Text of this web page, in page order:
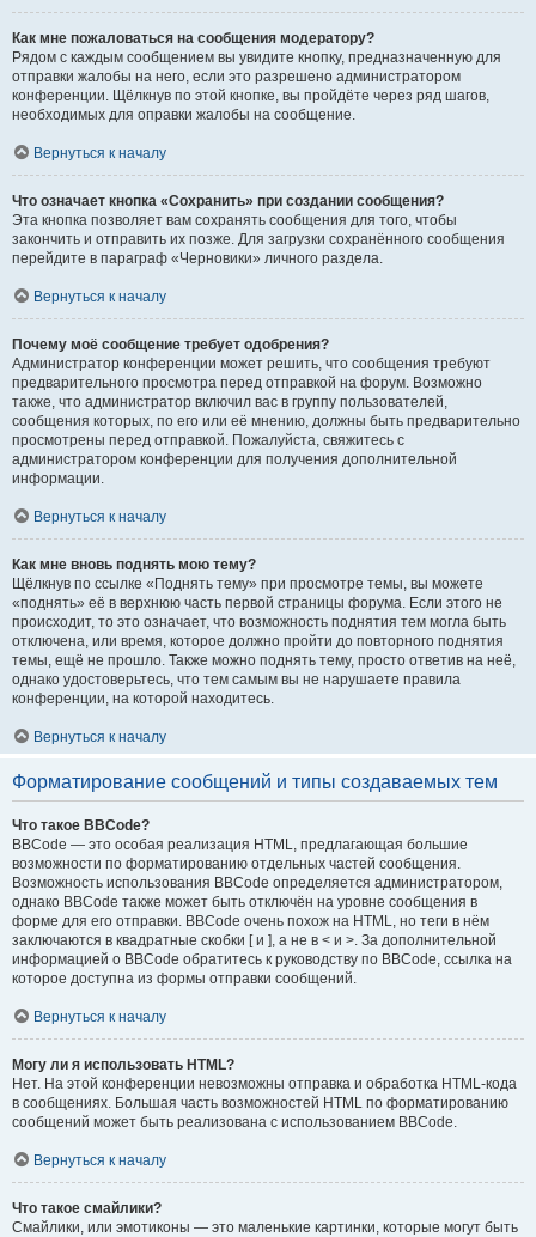
Как мне пожаловаться на сообщения модератору?
Рядом с каждым сообщением вы увидите кнопку, предназначенную для
отправки жалобы на него, если это разрешено администратором
конференции. Щёлкнув по этой кнопке, вы пройдёте через ряд шагов,
необходимых для оправки жалобы на сообщение.
Вернуться к началу
Что означает кнопка «Сохранить» при создании сообщения?
Эта кнопка позволяет вам сохранять сообщения для того, чтобы
закончить и отправить их позже. Для загрузки сохранённого сообщения
перейдите в параграф «Черновики» личного раздела.
Вернуться к началу
Почему моё сообщение требует одобрения?
Администратор конференции может решить, что сообщения требуют
предварительного просмотра перед отправкой на форум. Возможно
также, что администратор включил вас в группу пользователей,
сообщения которых, по его или её мнению, должны быть предварительно
просмотрены перед отправкой. Пожалуйста, свяжитесь с
администратором конференции для получения дополнительной
информации.
Вернуться к началу
Как мне вновь поднять мою тему?
Щёлкнув по ссылке «Поднять тему» при просмотре темы, вы можете
«поднять» её в верхнюю часть первой страницы форума. Если этого не
происходит, то это означает, что возможность поднятия тем могла быть
отключена, или время, которое должно пройти до повторного поднятия
темы, ещё не прошло. Также можно поднять тему, просто ответив на неё,
однако удостоверьтесь, что тем самым вы не нарушаете правила
конференции, на которой находитесь.
Вернуться к началу
Форматирование сообщений и типы создаваемых тем
Что такое BBCode?
BBCode — это особая реализация HTML, предлагающая большие
возможности по форматированию отдельных частей сообщения.
Возможность использования BBCode определяется администратором,
однако BBCode также может быть отключён на уровне сообщения в
форме для его отправки. BBCode очень похож на HTML, но теги в нём
заключаются в квадратные скобки [ и ], а не в < и >. За дополнительной
информацией о BBCode обратитесь к руководству по BBCode, ссылка на
которое доступна из формы отправки сообщений.
Вернуться к началу
Могу ли я использовать HTML?
Нет. На этой конференции невозможны отправка и обработка HTML-кода
в сообщениях. Большая часть возможностей HTML по форматированию
сообщений может быть реализована с использованием BBCode.
Вернуться к началу
Что такое смайлики?
Смайлики, или эмотиконы — это маленькие картинки, которые могут быть